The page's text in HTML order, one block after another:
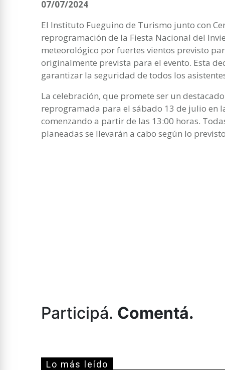
07/07/2024
El Instituto Fueguino de Turismo junto con
reprogramación de la Fiesta Nacional del
meteorológico por fuertes vientos previsto
originalmente prevista para el evento. Esta
garantizar la seguridad de todos los
La celebración, que promete ser un
reprogramada para el sábado 13 de julio en
comenzando a partir de las 13:00 horas.
planeadas se llevarán a cabo según lo
Participá. Comentá.
Lo más leído